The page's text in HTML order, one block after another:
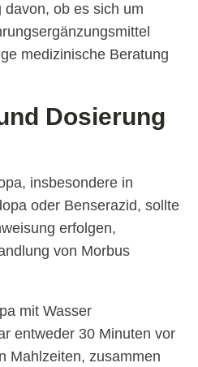
ob es sich um
medizinische Beratung
Dosierung
insbesondere in
oder Benserazid, sollte
erfolgen,
von Morbus
mit Wasser
entweder 30 Minuten vor
Mahlzeiten, zusammen